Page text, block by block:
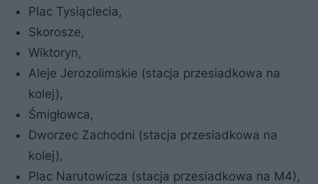
Plac Tysiąclecia,
Skorosze,
Wiktoryn,
Aleje Jerozolimskie (stacja przesiadkowa na
kolej),
Śmigłowca,
Dworzec Zachodni (stacja przesiadkowa na
kolej),
Plac Narutowicza (stacja przesiadkowa na M4),